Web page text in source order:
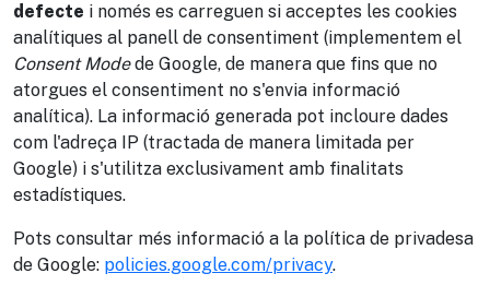
defecte i només es carreguen si acceptes les cookies
analítiques al panell de consentiment (implementem el
Consent Modede Google, de manera que fins que no
atorgues el consentiment no s'envia informació
analítica). La informació generada pot incloure dades
com l'adreça IP (tractada de manera limitada per
Google) i s'utilitza exclusivament amb finalitats
estadístiques.
Pots consultar més informació a la política de privadesa
de Google: policies.google.com/privacy.